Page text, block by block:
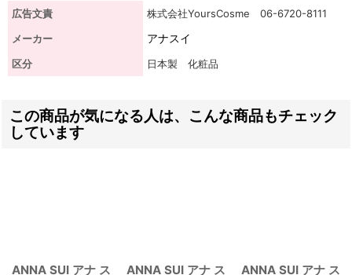
広告文責
株式会社YoursCosme 06-6720-8111
メーカー
アナスイ
区分 日本製 化粧品
この商品が気になる人は、こんな商品もチェック
しています
ANNA SUI アナ ス ANNA SUI アナ ス ANNA SUI アナ ス